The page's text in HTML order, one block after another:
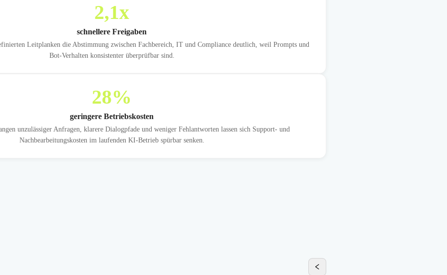
2,1x
schnellere Freigaben
Leitplanken die Abstimmung zwischen Fachbereich, IT und Compliance deutlich, weil Prompts und
Bot-Verhalten konsistenter überprüfbar sind.
28%
geringere Betriebskosten
unzulässiger Anfragen, klarere Dialogpfade und weniger Fehlantworten lassen sich Support- und
Nachbearbeitungskosten im laufenden KI-Betrieb spürbar senken.